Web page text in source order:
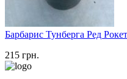
Барбарис Тунберга Ред
215 грн.